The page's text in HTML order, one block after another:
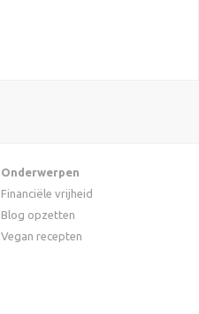
Onderwerpen
Financiële vrijheid
Blog opzetten
Vegan recepten